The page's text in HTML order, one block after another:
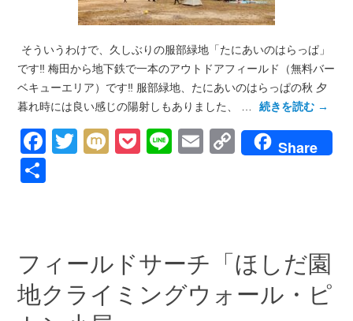
そういうわけで、久しぶりの服部緑地「たにあいのはらっぱ」
です‼︎ 梅田から地下鉄で一本のアウトドアフィールド（無料バー
ベキューエリア）です‼︎ 服部緑地、たにあいのはらっぱの秋 夕
暮れ時には良い感じの陽射しもありました、 …
続きを読む →
Facebook
Twitter
MixiPocket
LineEmailCopyShare
フィールドサーチ「ほしだ園
地クライミングウォール・ピ